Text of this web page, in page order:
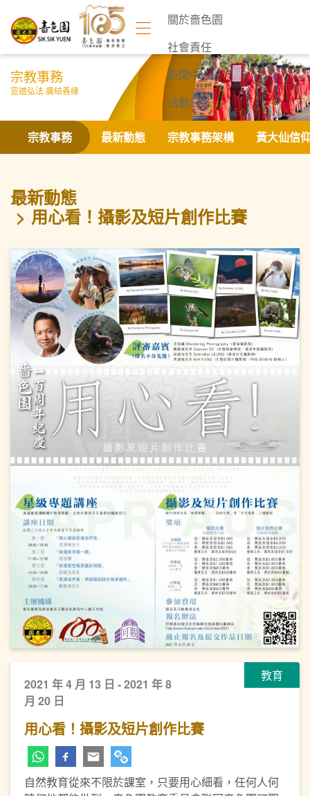
關於嗇色園
社會責任
新聞中心
活動日誌
聯絡我們
宗教事務
宣道弘法 廣結善緣
宗教事務 最新動態 宗教事務架構 黃大仙信
最新動態
用心看！攝影及短片創作比賽
教育
2021 年 4 月 13 日 - 2021 年 8
月 20 日
用心看！攝影及短片創作比賽
自然教育從來不限於課室，只要用心細看，任何人何